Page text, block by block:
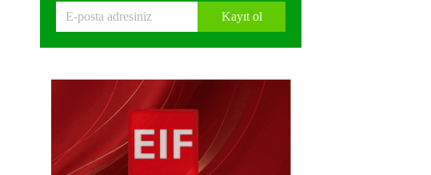
Kayıt ol